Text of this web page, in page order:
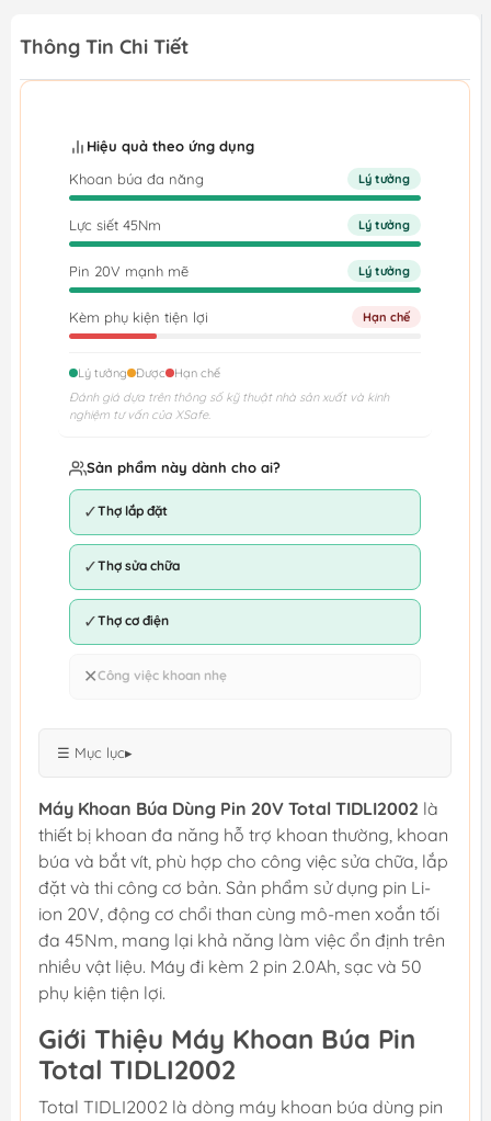
Thông Tin Chi Tiết
Hiệu quả theo ứng dụng
Khoan búa đa năng
Lý tưởng
Lực siết 45Nm Lý tưởng
Pin 20V mạnh mẽ Lý tưởng
Kèm phụ kiện tiện lợi Hạn chế
Lý tưởng Được
Hạn chế
Đánh giá dựa trên thông số kỹ thuật nhà sản xuất và kinh
nghiệm tư vấn của XSafe.
Sản phẩm này dành cho ai?
✓Thợ lắp đặt
✓Thợ sửa chữa
✓Thợ cơ điện
✕Công việc khoan nhẹ
☰ Mục lục▸
Máy Khoan Búa Dùng Pin 20V Total TIDLI2002 là
thiết bị khoan đa năng hỗ trợ khoan thường, khoan
búa và bắt vít, phù hợp cho công việc sửa chữa, lắp
đặt và thi công cơ bản. Sản phẩm sử dụng pin Li-
ion 20V, động cơ chổi than cùng mô-men xoắn tối
đa 45Nm, mang lại khả năng làm việc ổn định trên
nhiều vật liệu. Máy đi kèm 2 pin 2.0Ah, sạc và 50
phụ kiện tiện lợi.
Giới Thiệu Máy Khoan Búa Pin
Total TIDLI2002
Total TIDLI2002 là dòng máy khoan búa dùng pin